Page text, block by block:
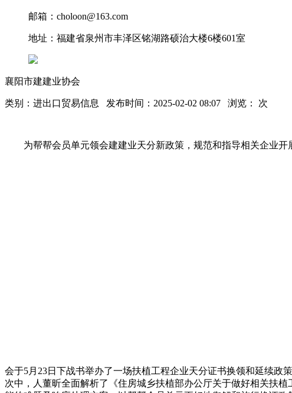
邮箱：choloon@163.com
地址：福建省泉州市丰泽区铭湖路硕治大楼6楼601室
襄阳市建建业协会
类别：进出口贸易信息 发布时间：2025-02-02 08:07 浏览： 次
为帮帮会员单元领会建建业天分新政策，规范和指导相关企业开
会于5月23日下战书举办了一场扶植工程企业天分证书换领和延续政
次中，人董昕全面解析了《住房城乡扶植部办公厅关于做好相关扶